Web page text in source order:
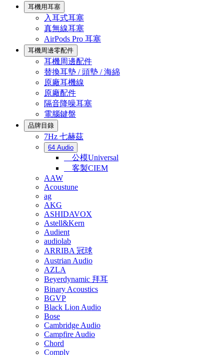
耳機用耳塞
入耳式耳塞
真無線耳塞
AirPods Pro 耳塞
耳機周邊零配件
耳機周邊配件
替換耳墊 / 頭墊 / 海綿
原廠耳機線
原廠配件
隔音降噪耳塞
電腦鍵盤
品牌目錄
7Hz 七赫茲
64 Audio
公模Universal
客製CIEM
AAW
Acoustune
ag
AKG
ASHIDAVOX
Astell&Kern
Audient
audiolab
ARRIBA 冠球
Austrian Audio
AZLA
Beyerdynamic 拜耳
Binary Acoustics
BGVP
Black Lion Audio
Bose
Cambridge Audio
Campfire Audio
Chord
Comply